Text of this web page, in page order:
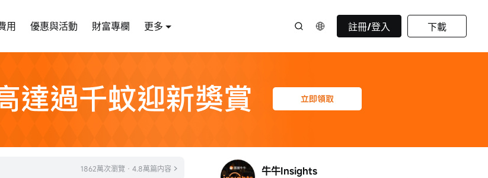
用 優惠與活動 財富專欄 更多 註冊/登入 下載
1862萬次瀏覽 · 4.8萬篇内容 牛牛Insights